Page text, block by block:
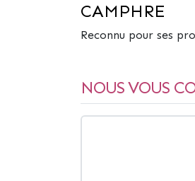
CAM­PHRE
Reconnu pour ses
NOUS VOUS